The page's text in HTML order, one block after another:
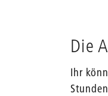
Die
Ihr